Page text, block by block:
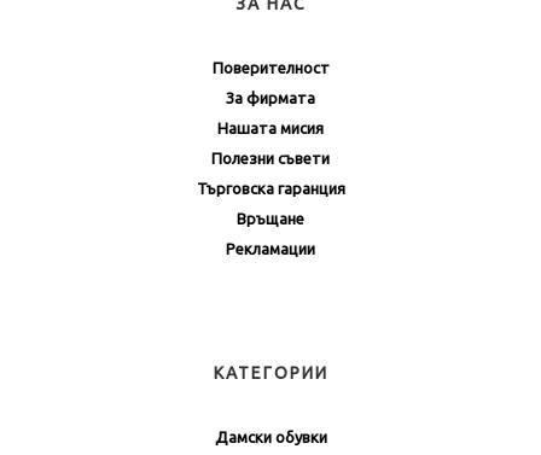
Поверителност
За фирмата
Нашата мисия
Полезни съвети
Търговска гаранция
Връщане
Рекламации
КАТЕГОРИИ
Дамски обувки